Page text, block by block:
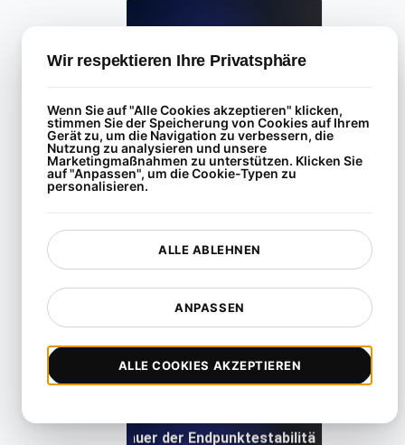
Datenbank Failover Lasttest unter Spitzenverkehr
View details
Docker Swarm Container Orchestration Load
View details
Verlängerte Dauer der Endpunktestabilität bei
Wir respektieren Ihre Privatsphäre
Wenn Sie auf"Alle Cookies akzeptieren" klicken,
stimmen Sie der Speicherung von Cookies auf Ihrem
Gerät zu, um die Navigation zu verbessern, die
Nutzung zu analysieren und unsere
Marketingmaßnahmen zu unterstützen. Klicken Sie
auf"Anpassen", um die Cookie-Typen zu
personalisieren.
ALLE ABLEHNEN
ANPASSEN
ALLE COOKIES AKZEPTIEREN